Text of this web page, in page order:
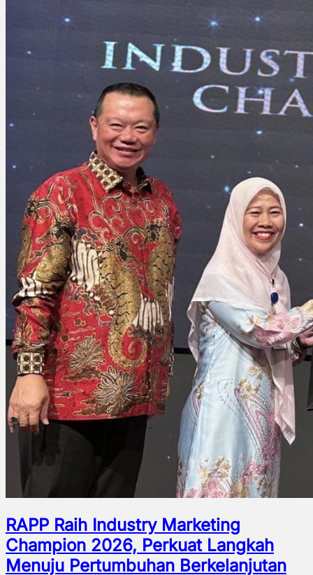
RAPP Raih Industry Marketing
Champion 2026, Perkuat Langkah
Menuju Pertumbuhan Berkelanjutan